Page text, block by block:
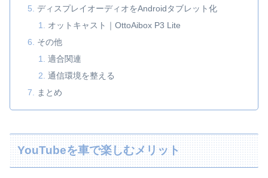
ディスプレイオーディオをAndroidタブレット化
オットキャスト｜OttoAibox P3 Lite
その他
適合関連
通信環境を整える
まとめ
YouTubeを車で楽しむメリット